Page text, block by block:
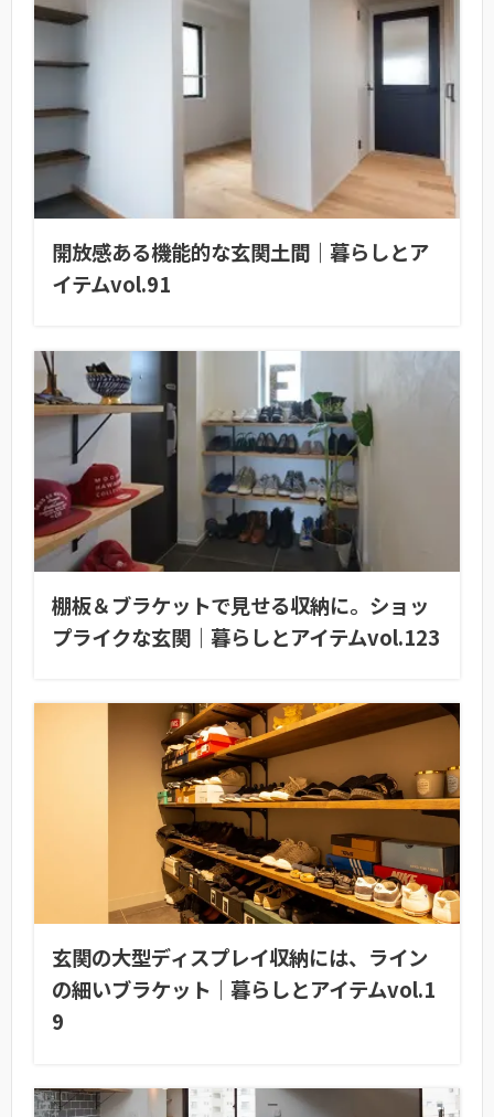
開放感ある機能的な玄関土間｜暮らしとア
イテムvol.91
棚板＆ブラケットで見せる収納に。ショッ
プライクな玄関｜暮らしとアイテムvol.123
玄関の大型ディスプレイ収納には、ライン
の細いブラケット｜暮らしとアイテムvol.1
9